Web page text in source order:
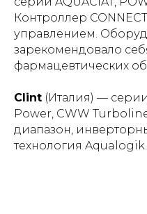
Контроллер
управлением.
зарекомендовало
фармацевтических
Clint (Италия) —
Power, CWW
диапазон,
технология Aqualogik.